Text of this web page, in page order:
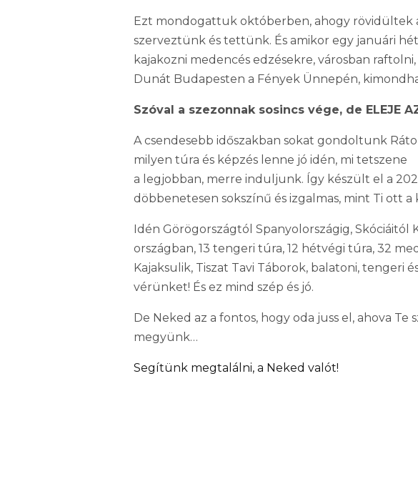
Ezt mondogattuk októberben, ahogy rövidültek
szerveztünk és tettünk. És amikor egy januári
kajakozni medencés edzésekre, városban
Dunát Budapesten a Fények Ünnepén,
Szóval a szezonnak sosincs vége, de ELEJE
A csendesebb időszakban sokat gondoltunk
milyen túra és képzés lenne jó idén, mi tetszene
a legjobban, merre induljunk. Így készült el a
döbbenetesen sokszínű és izgalmas, mint Ti ott a
Idén Görögországtól Spanyolországig, Skóciáitól
országban, 13 tengeri túra, 12 hétvégi túra, 32
Kajaksulik, Tiszat Tavi Táborok, balatoni, tengeri
vérünket! És ez mind szép és jó.
De Neked az a fontos, hogy oda juss el, ahova Te
megyünk…
Segítünk megtalálni, a Neked valót!